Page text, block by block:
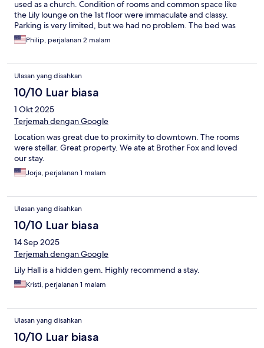
used as a church. Condition of rooms and common space like
the Lily lounge on the 1st floor were immaculate and classy.
Parking is very limited, but we had no problem. The bed was
very comfortable. The hotel has a very nice restaurant on the
ground floor. We encountered no staff other than the host at
concerned about the electronic preregistration, coded building
entry and room entry and checkout, all conducted via text or
email, but everything worked out perfectly. This was a very nice
stay! Thank you.
Philip, perjalanan 2 malam
Ulasan yang disahkan
10/10 Luar biasa
1 Okt 2025
Terjemah dengan Google
Location was great due to proximity to downtown. The rooms
were stellar. Great property. We ate at Brother Fox and loved
our stay.
Jorja, perjalanan 1 malam
Ulasan yang disahkan
10/10 Luar biasa
14 Sep 2025
Terjemah dengan Google
Lily Hall is a hidden gem. Highly recommend a stay.
Kristi, perjalanan 1 malam
Ulasan yang disahkan
10/10 Luar biasa